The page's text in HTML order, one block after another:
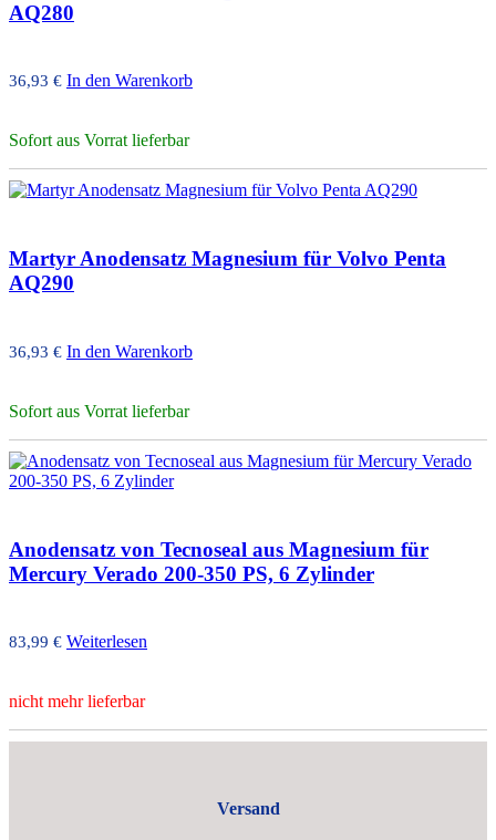
AQ280
36,93 € In den Warenkorb
Sofort aus Vorrat lieferbar
Martyr Anodensatz Magnesium für Volvo Penta
AQ290
36,93 € In den Warenkorb
Sofort aus Vorrat lieferbar
Anodensatz von Tecnoseal aus Magnesium für
Mercury Verado 200-350 PS, 6 Zylinder
83,99 € Weiterlesen
nicht mehr lieferbar
Versand